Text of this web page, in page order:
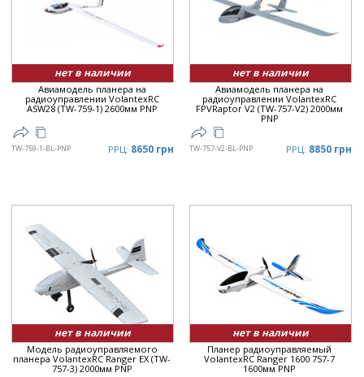
Цена ▲
нет в наличии
Авиамодель планера на
радиоуправлении VolantexRC
ASW28 (TW-759-1) 2600мм PNP
TW-759-1-BL-PNP РРЦ: 8650 грн
нет в наличии
Авиамодель планера на
радиоуправлении VolantexRC
FPVRaptor V2 (TW-757-V2) 2000мм
PNP
TW-757-V2-BL-PNP РРЦ: 8850 грн
нет в наличии
Модель радиоуправляемого
планера VolantexRC Ranger EX (TW-
757-3) 2000мм PNP
нет в наличии
Планер радиоуправляемый
VolantexRC Ranger 1600 757-7
1600мм PNP